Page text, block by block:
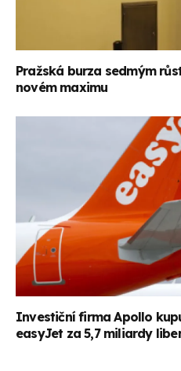
Pražská burza sedmým
novém maximu
Investiční firma Apollo
easyJet za 5,7 miliardy